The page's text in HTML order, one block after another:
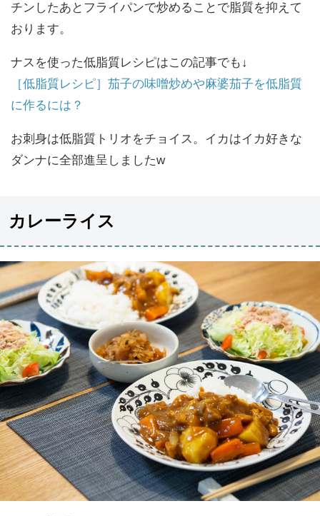
チンしたあとフライパンで炒めることで脂質を抑えて
おります。
ナスを使った低脂質レシピはこの記事でも↓
［低脂質レシピ］茄子の味噌炒めや麻婆茄子を低脂質
に作るには？
お刺身は低脂質トリオをチョイス。イカはイカ好きな
ダンナに全部進呈しましたw
カレーライス